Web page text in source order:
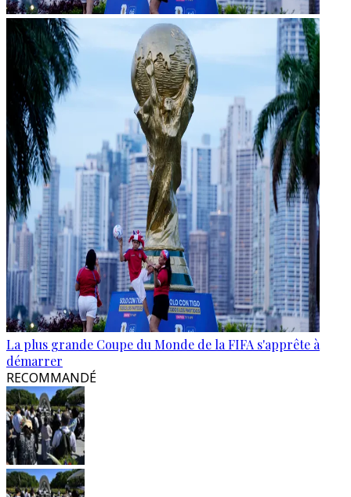
La plus grande Coupe du Monde de la FIFA s'apprête à
démarrer
RECOMMANDÉ